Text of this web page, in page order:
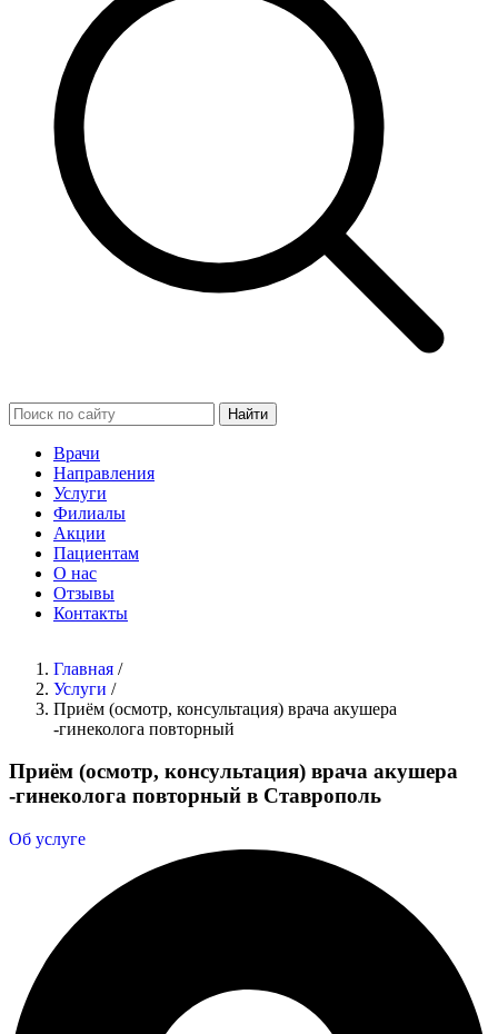
Найти
Врачи
Направления
Услуги
Филиалы
Акции
Пациентам
О нас
Отзывы
Контакты
Главная /
Услуги /
Приём (осмотр, консультация) врача акушера
-гинеколога повторный
Приём (осмотр, консультация) врача акушера
-гинеколога повторный в Ставрополь
Об услуге